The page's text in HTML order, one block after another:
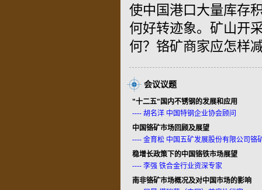
使中国港口大量库存
何好转迹象。矿山开
何？铬矿商家应怎样
会议议题
"十二五"国内不锈钢的发展和应用
---- 胡名洋 中国特钢企业协会顾问
中国铬矿市场回顾及展望
---- 金育松 中国五矿发展股份有限公司铬
稳增长政策下的中国铬铁市场展望
---- 李强 铁合金行业资深专家
南非铬矿市场概况及对中国市场的影响